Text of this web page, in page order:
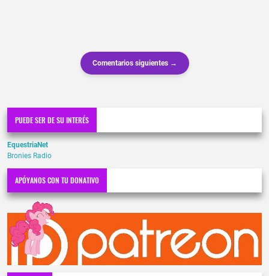
Comentarios siguientes →
PUEDE SER DE SU INTERÉS
EquestriaNet
Bronies Radio
APÓYANOS CON TU DONATIVO